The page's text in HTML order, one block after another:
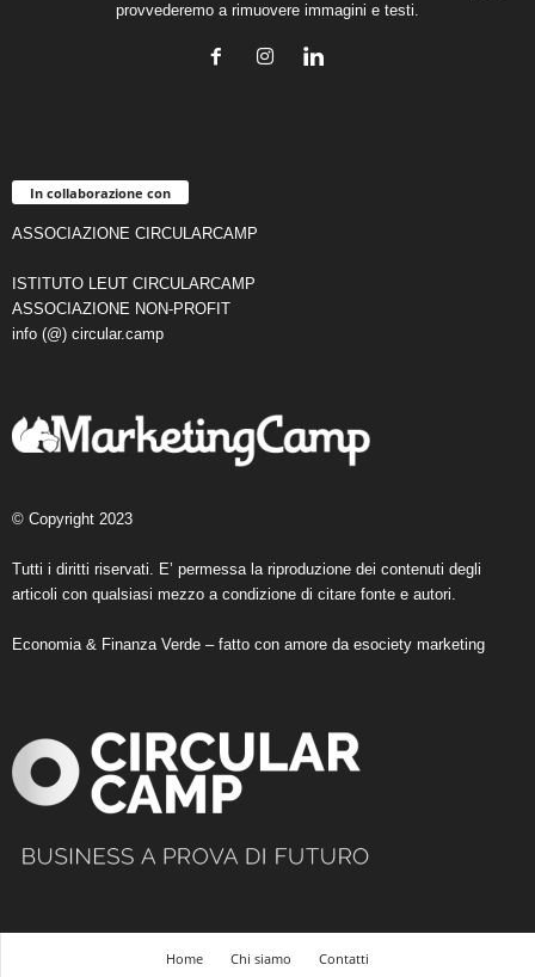
provvederemo a rimuovere immagini e testi.
In collaborazione con
ASSOCIAZIONE CIRCULARCAMP
ISTITUTO LEUT CIRCULARCAMP
ASSOCIAZIONE NON-PROFIT
info (@) circular.camp
© Copyright 2023
Tutti i diritti riservati. E’ permessa la riproduzione dei contenuti degli
articoli con qualsiasi mezzo a condizione di citare fonte e autori.
Economia & Finanza Verde – fatto con amore da esociety marketing
Home Chi siamo Contatti